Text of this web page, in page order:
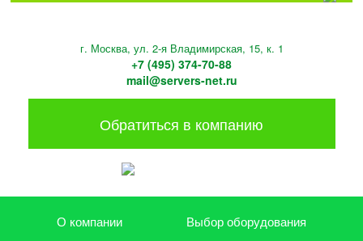
г. Москва, ул. 2-я Владимирская, 15, к. 1
+7 (495) 374-70-88
mail@servers-net.ru
Обратиться в компанию
О компании
Выбор оборудования